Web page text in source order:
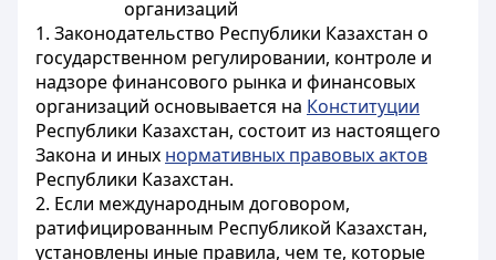
организаций
1. Законодательство Республики Казахстан о
государственном регулировании, контроле и
надзоре финансового рынка и финансовых
организаций основывается на Конституции
Республики Казахстан, состоит из настоящего
Закона и иных нормативных правовых актов
Республики Казахстан.
2. Если международным договором,
ратифицированным Республикой Казахстан,
установлены иные правила, чем те, которые